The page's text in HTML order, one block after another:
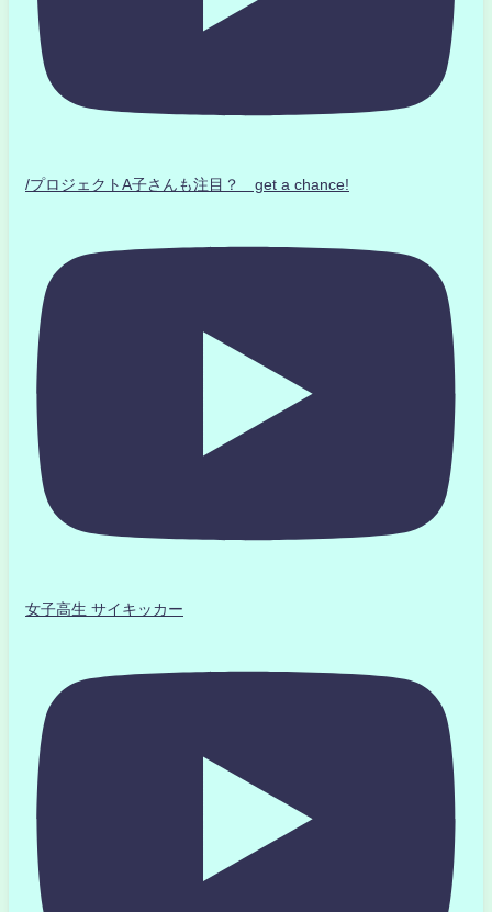
/プロジェクトA子さんも注目？ get a chance!
女子高生 サイキッカー